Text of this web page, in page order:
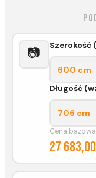
📷 Szerokość
600 cm
Długość
706 cm
Cena
27